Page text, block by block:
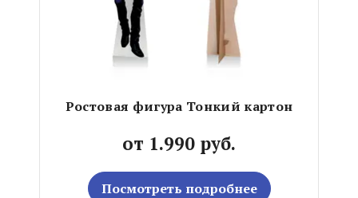
Ростовая фигура Тонкий картон
от 1.990 руб.
Посмотреть подробнее